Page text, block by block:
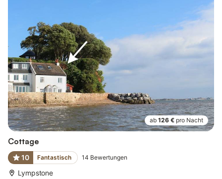
ab 126 € pro Nacht
Cottage
10 Fantastisch 14 Bewertungen
Lympstone